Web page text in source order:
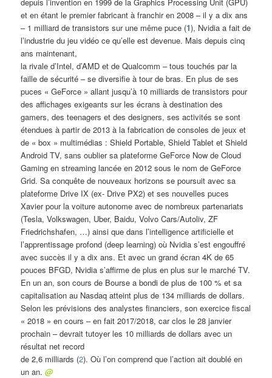
et en étant le premier fabricant à franchir en 2008 – il y a dix ans
– 1 milliard de transistors sur une même puce (1), Nvidia a fait de
l’industrie du jeu vidéo ce qu’elle est devenue. Mais depuis cinq
ans maintenant,
la rivale d’Intel, d’AMD et de Qualcomm – tous touchés par la
faille de sécurité – se diversifie à tour de bras. En plus de ses
puces « GeForce » allant jusqu’à 10 milliards de transistors pour
des affichages exigeants sur les écrans à destination des
gamers, des teenagers et des designers, ses activités se sont
étendues à partir de 2013 à la fabrication de consoles de jeux et
de « box » multimédias : Shield Portable, Shield Tablet et Shield
Android TV, sans oublier sa plateforme GeForce Now de Cloud
Gaming en streaming lancée en 2012 sous le nom de GeForce
Grid. Sa conquête de nouveaux horizons se poursuit avec sa
plateforme Drive IX (ex- Drive PX2) et ses nouvelles puces
Xavier pour la voiture autonome avec de nombreux partenariats
(Tesla, Volkswagen, Uber, Baidu, Volvo Cars/Autoliv, ZF
Friedrichshafen, …) ainsi que dans l’intelligence artificielle et
l’apprentissage profond (deep learning) où Nvidia s’est engouffré
avec succès il y a dix ans. Et avec un grand écran 4K de 65
pouces BFGD, Nvidia s’affirme de plus en plus sur le marché TV.
En un an, son cours de Bourse a bondi de plus de 100 % et sa
capitalisation au Nasdaq atteint plus de 134 milliards de dollars.
Selon les prévisions des analystes financiers, son exercice fiscal
« 2018 » en cours – en fait 2017/2018, car clos le 28 janvier
prochain – devrait tutoyer les 10 milliards de dollars avec un
résultat net record
de 2,6 milliards (2). Où l’on comprend que l’action ait doublé en
un an.@